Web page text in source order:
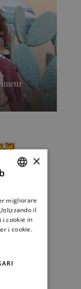
ENGLISH
×
migliorare
il
i cookie in
i cookie.